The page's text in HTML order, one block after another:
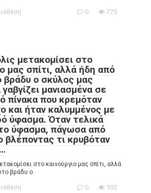
0 775
μετακομίσει στο
μας σπίτι, αλλά ήδη από
ο σκύλος μας
μανιασμένα σε
πίνακα που κρεμόταν
και ήταν καλυμμένος με
ύφασμα. Όταν τελικά
ύφασμα, πάγωσα από
βλέποντας τι κρυβόταν
στο καινούργιο μας σπίτι, αλλά
βράδυ ο
0 105